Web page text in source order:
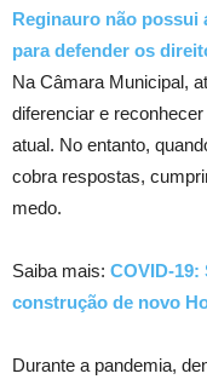
Reginauro não possui
para defender os
Na Câmara Municipal,
diferenciar e
atual. No entanto,
cobra respostas,
medo.
Saiba mais: COVID-
construção de novo
Durante a pandemia,